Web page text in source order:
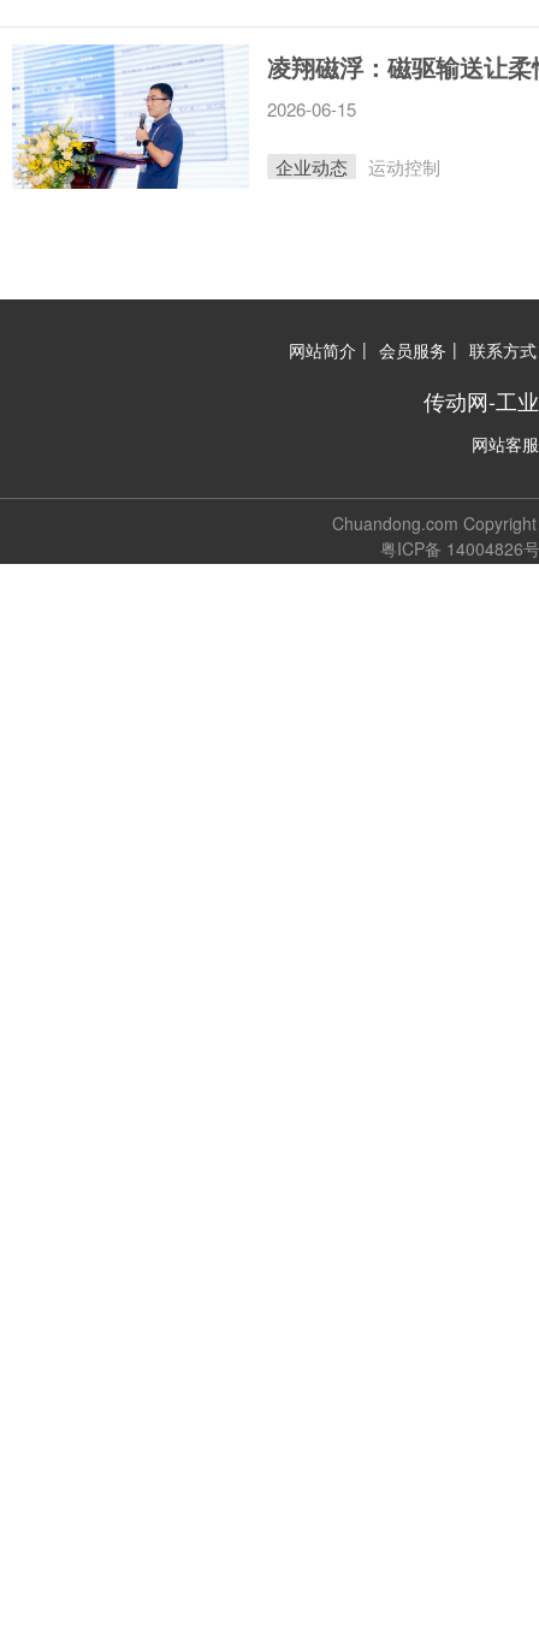
凌翔磁浮：磁驱输送让
2026-06-15
企业动态 运动控制
网站简介 | 会员服务 | 联系方式
传动网-工
网站客服
Chuandong.com
粤ICP备 14004826号